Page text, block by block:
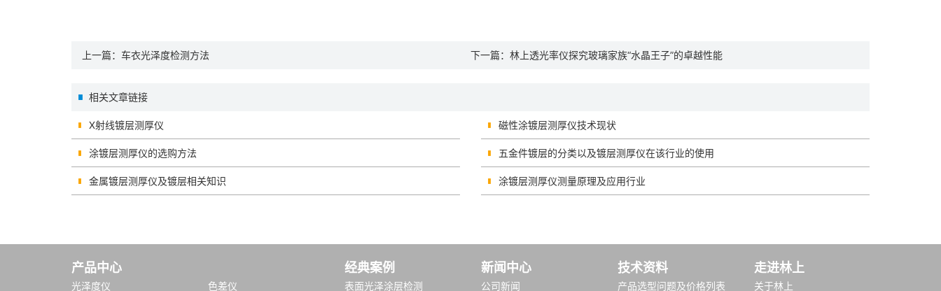
上一篇： 车衣光泽度检测方法 下一篇： 林上透光率仪探究玻璃家族“水晶王子”的卓越性能
相关文章链接
X射线镀层测厚仪 磁性涂镀层测厚仪技术现状
涂镀层测厚仪的选购方法 五金件镀层的分类以及镀层测厚仪在该行业的使用
金属镀层测厚仪及镀层相关知识 涂镀层测厚仪测量原理及应用行业
产品中心
光泽度仪 色差仪
经典案例
表面光泽涂层检测
新闻中心
公司新闻
技术资料
产品选型问题及价格列表
走进林上
关于林上